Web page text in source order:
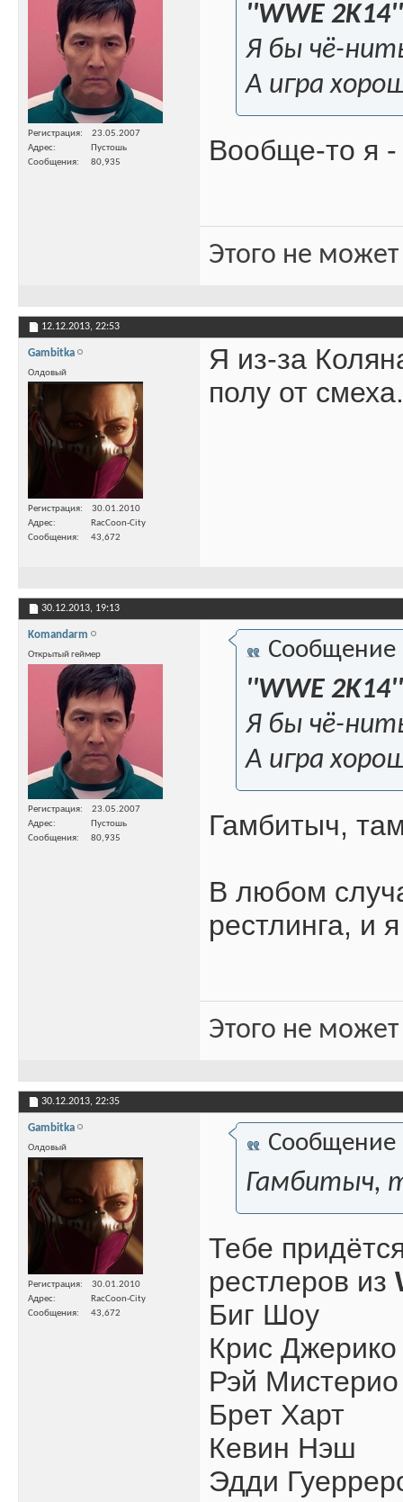
Регистрация
23.05.2007
Адрес
Пустошь
Сообщения
80,935
''WWE 2K14''
Я бы чё-
А игра
Вообще-то я
Этого не
12.12.2013, 22:53
Gambitka
Олдовый
Регистрация
30.01.2010
Адрес
RacCoon-City
Сообщения
43,672
Я из-за
полу от
30.12.2013, 19:13
Komandarm
Открытый геймер
Регистрация
23.05.2007
Адрес
Пустошь
Сообщения
80,935
Сообщение
''WWE 2K14''
Я бы чё-
А игра
Гамбитыч,
В любом
рестлинга, и
Этого не
30.12.2013, 22:35
Gambitka
Олдовый
Регистрация
30.01.2010
Адрес
RacCoon-City
Сообщения
43,672
Сообщение
Гамбитыч,
Тебе
рестлеров из
Биг Шоу
Крис Джерико
Рэй Мистерио
Брет Харт
Кевин Нэш
Эдди